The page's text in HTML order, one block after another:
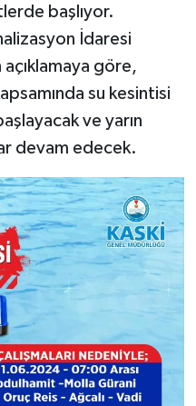
başlıyor.
İdaresi
açıklamaya göre,
su kesintisi
ve yarın
devam edecek.